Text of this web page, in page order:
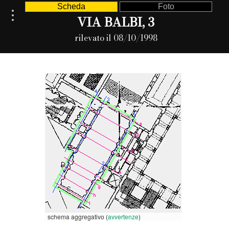
Scheda Foto
VIA BALBI, 3
rilevato il 08/10/1998
schema aggregativo (avvertenze)